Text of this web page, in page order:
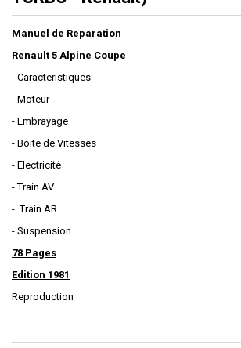
Manuel de Reparation
Renault 5 Alpine Coupe
- Caracteristiques
- Moteur
- Embrayage
- Boite de Vitesses
- Electricité
- Train AV
- Train AR
- Suspension
78 Pages
Edition 1981
Reproduction